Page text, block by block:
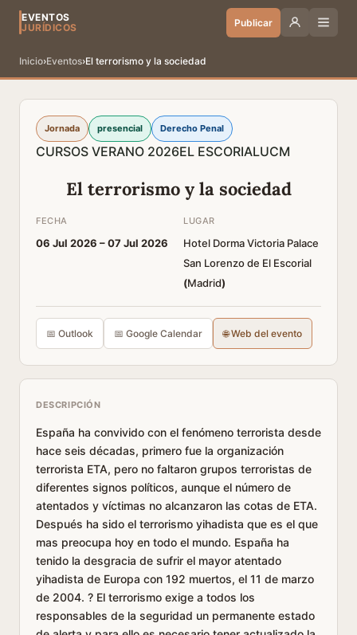
EVENTOS
JURÍDICOS
Publicar
Inicio›Eventos›El terrorismo y la sociedad
Jornada presencial Derecho Penal
CURSOS VERANO 2026EL ESCORIALUCM
El terrorismo y la sociedad
FECHA
06 Jul 2026 –07 Jul 2026
LUGAR
Hotel Dorma Victoria Palace
San Lorenzo de El Escorial
(Madrid)
📅 Outlook 📅 Google Calendar 🌐 Web del evento
DESCRIPCIÓN
España ha convivido con el fenómeno terrorista desde
hace seis décadas, primero fue la organización
terrorista ETA, pero no faltaron grupos terroristas de
diferentes signos políticos, aunque el número de
atentados y víctimas no alcanzaron las cotas de ETA.
Después ha sido el terrorismo yihadista que es el que
mas preocupa hoy en todo el mundo. España ha
tenido la desgracia de sufrir el mayor atentado
yihadista de Europa con 192 muertos, el 11 de marzo
de 2004. ? El terrorismo exige a todos los
responsables de la seguridad un permanente estado